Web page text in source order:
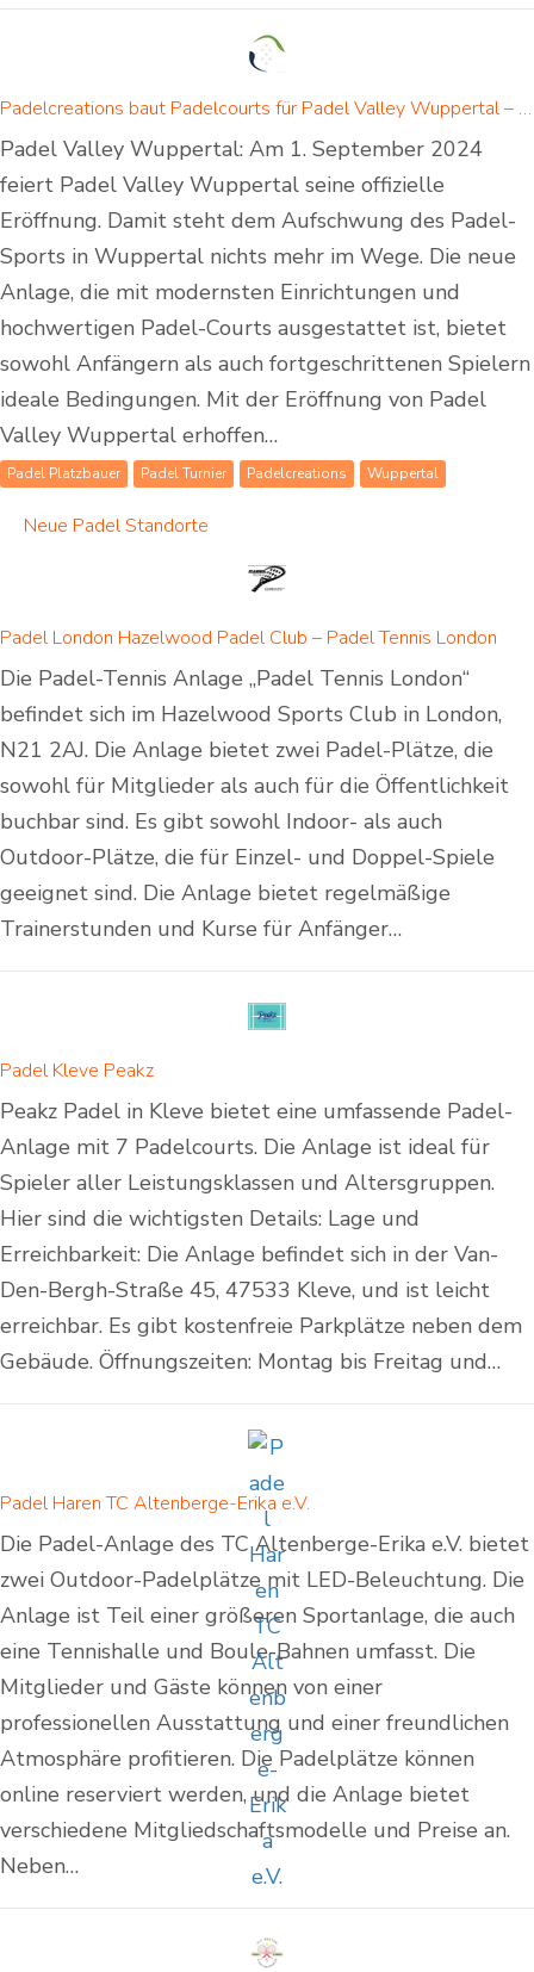
Padelcreations baut Padelcourts für Padel Valley Wuppertal – Eröffnung am 01. September 2024
Padel Valley Wuppertal: Am 1. September 2024
feiert Padel Valley Wuppertal seine offizielle
Eröffnung. Damit steht dem Aufschwung des Padel-
Sports in Wuppertal nichts mehr im Wege. Die neue
Anlage, die mit modernsten Einrichtungen und
hochwertigen Padel-Courts ausgestattet ist, bietet
sowohl Anfängern als auch fortgeschrittenen Spielern
ideale Bedingungen. Mit der Eröffnung von Padel
Valley Wuppertal erhoffen…
Padel Platzbauer Padel Turnier Padelcreations Wuppertal
Neue Padel Standorte
Padel London Hazelwood Padel Club – Padel Tennis London
Die Padel-Tennis Anlage „Padel Tennis London“
befindet sich im Hazelwood Sports Club in London,
N21 2AJ. Die Anlage bietet zwei Padel-Plätze, die
sowohl für Mitglieder als auch für die Öffentlichkeit
buchbar sind. Es gibt sowohl Indoor- als auch
Outdoor-Plätze, die für Einzel- und Doppel-Spiele
geeignet sind. Die Anlage bietet regelmäßige
Trainerstunden und Kurse für Anfänger…
Padel Kleve Peakz
Peakz Padel in Kleve bietet eine umfassende Padel-
Anlage mit 7 Padelcourts. Die Anlage ist ideal für
Spieler aller Leistungsklassen und Altersgruppen.
Hier sind die wichtigsten Details: Lage und
Erreichbarkeit: Die Anlage befindet sich in der Van-
Den-Bergh-Straße 45, 47533 Kleve, und ist leicht
erreichbar. Es gibt kostenfreie Parkplätze neben dem
Gebäude. Öffnungszeiten: Montag bis Freitag und…
Padel Haren TC Altenberge-Erika e.V.
Die Padel-Anlage des TC Altenberge-Erika e.V. bietet
zwei Outdoor-Padelplätze mit LED-Beleuchtung. Die
Anlage ist Teil einer größeren Sportanlage, die auch
eine Tennishalle und Boule-Bahnen umfasst. Die
Mitglieder und Gäste können von einer
professionellen Ausstattung und einer freundlichen
Atmosphäre profitieren. Die Padelplätze können
online reserviert werden, und die Anlage bietet
verschiedene Mitgliedschaftsmodelle und Preise an.
Neben…